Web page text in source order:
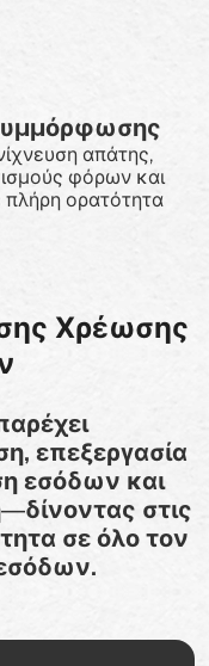
απάτης,
φόρων και
ορατότητα
Χρέωσης
επεξεργασία
εσόδων και
στις
σε όλο τον